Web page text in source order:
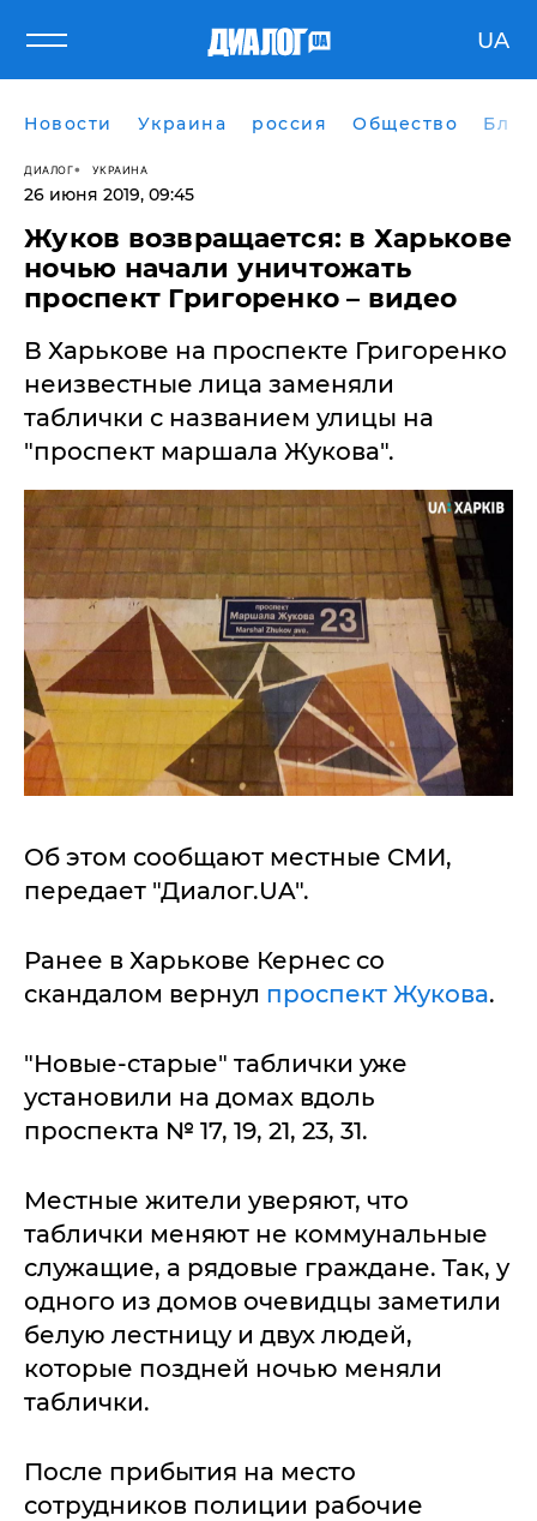
UA
Новости Украина россия Общество
ДИАЛОГ УКРАИНА
26 июня 2019, 09:45
Жуков возвращается: в Харькове
ночью начали уничтожать
проспект Григоренко – видео
В Харькове на проспекте Григоренко
неизвестные лица заменяли
таблички с названием улицы на
"проспект маршала Жукова".
Об этом сообщают местные СМИ,
передает "Диалог.UA".
Ранее в Харькове Кернес со
скандалом вернул проспект Жукова.
"Новые-старые" таблички уже
установили на домах вдоль
проспекта № 17, 19, 21, 23, 31.
Местные жители уверяют, что
таблички меняют не коммунальные
служащие, а рядовые граждане. Так, у
одного из домов очевидцы заметили
белую лестницу и двух людей,
которые поздней ночью меняли
таблички.
После прибытия на место
сотрудников полиции рабочие